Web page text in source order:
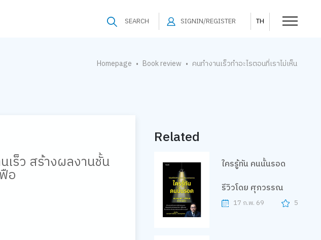
SEARCH SIGNIN/REGISTER TH
Homepage • Book review • คนทำงานเร็วทำอะไรตอนที่เราไม่เห็น
เร็ว สร้างผลงานชั้น
อ
Related
ใครรู้ทัน คนนั้นรอด
รีวิวโดย ศุภวรรณ
17 ก.พ. 69 5